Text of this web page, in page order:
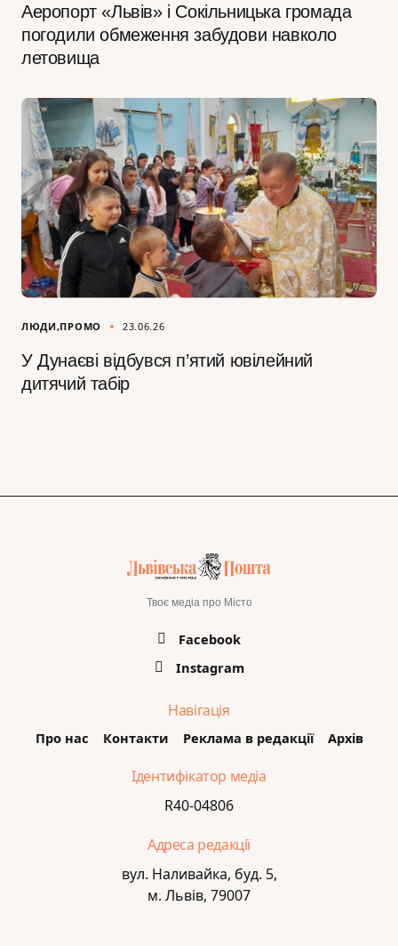
Аеропорт «Львів» і Сокільницька громада
погодили обмеження забудови навколо
летовища
ЛЮДИ ПРОМО 23.06.26
У Дунаєві відбувся п’ятий ювілейний
дитячий табір
Твоє медіа про Місто
Facebook
Instagram
Навігація
Про нас Контакти Реклама в редакції Архів
Ідентифікатор медіа
R40-04806
Адреса редакції
вул. Наливайка, буд. 5,
м. Львів, 79007